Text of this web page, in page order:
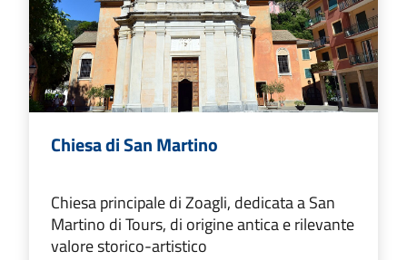
Chiesa di San Martino
Chiesa principale di Zoagli, dedicata a San
Martino di Tours, di origine antica e rilevante
valore storico-artistico